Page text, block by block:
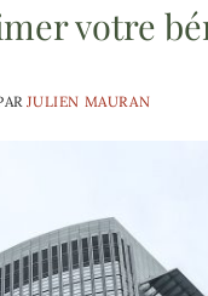
votre
JULIEN MAURAN